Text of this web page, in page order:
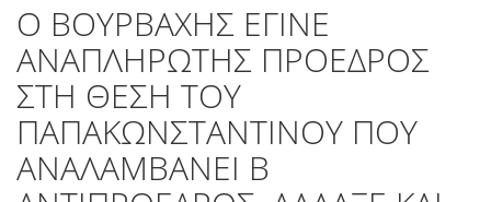
Ο ΒΟΥΡΒΑΧΗΣ ΕΓΙΝΕ
ΑΝΑΠΛΗΡΩΤΗΣ ΠΡΟΕΔΡΟΣ
ΣΤΗ ΘΕΣΗ ΤΟΥ
ΠΑΠΑΚΩΝΣΤΑΝΤΙΝΟΥ ΠΟΥ
ΑΝΑΛΑΜΒΑΝΕΙ Β